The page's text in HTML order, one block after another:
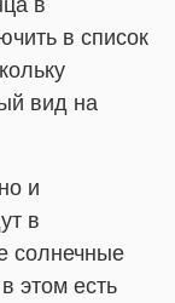
в список
вид на
и
в
солнечные
этом есть